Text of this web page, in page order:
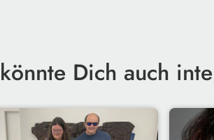
Dich auch